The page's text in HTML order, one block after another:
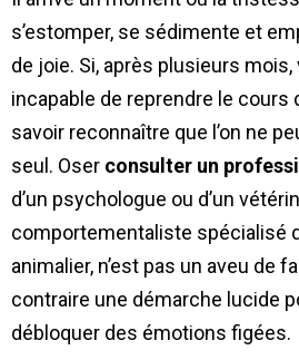
s’estomper, se sédimente et
de joie. Si, après plusieurs
incapable de reprendre le cours
savoir reconnaître que l’on ne
seul. Oser consulter un
d’un psychologue ou d’un
comportementaliste spécialisé
animalier, n’est pas un aveu de
contraire une démarche lucide
débloquer des émotions figées.